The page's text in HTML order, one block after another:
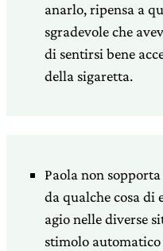
anarlo, ripensa a
sgradevole che
di sentirsi bene
della sigaretta.
Paola non
da qualche cosa di
agio nelle diverse
stimolo